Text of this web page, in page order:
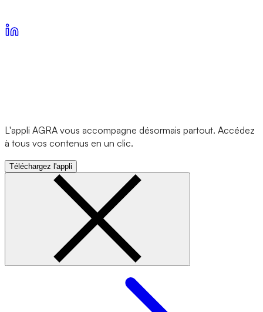
L'appli AGRA vous accompagne désormais partout. Accédez
à tous vos contenus en un clic.
Téléchargez l'appli